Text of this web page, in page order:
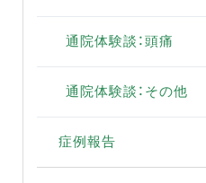
通院体験談：頭痛
通院体験談：その他
症例報告